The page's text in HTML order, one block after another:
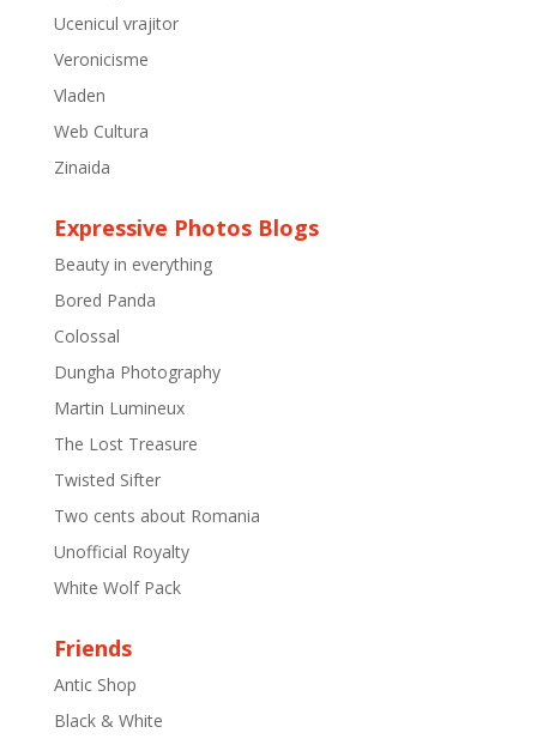
Ucenicul vrajitor
Veronicisme
Vladen
Web Cultura
Zinaida
Expressive Photos Blogs
Beauty in everything
Bored Panda
Colossal
Dungha Photography
Martin Lumineux
The Lost Treasure
Twisted Sifter
Two cents about Romania
Unofficial Royalty
White Wolf Pack
Friends
Antic Shop
Black & White